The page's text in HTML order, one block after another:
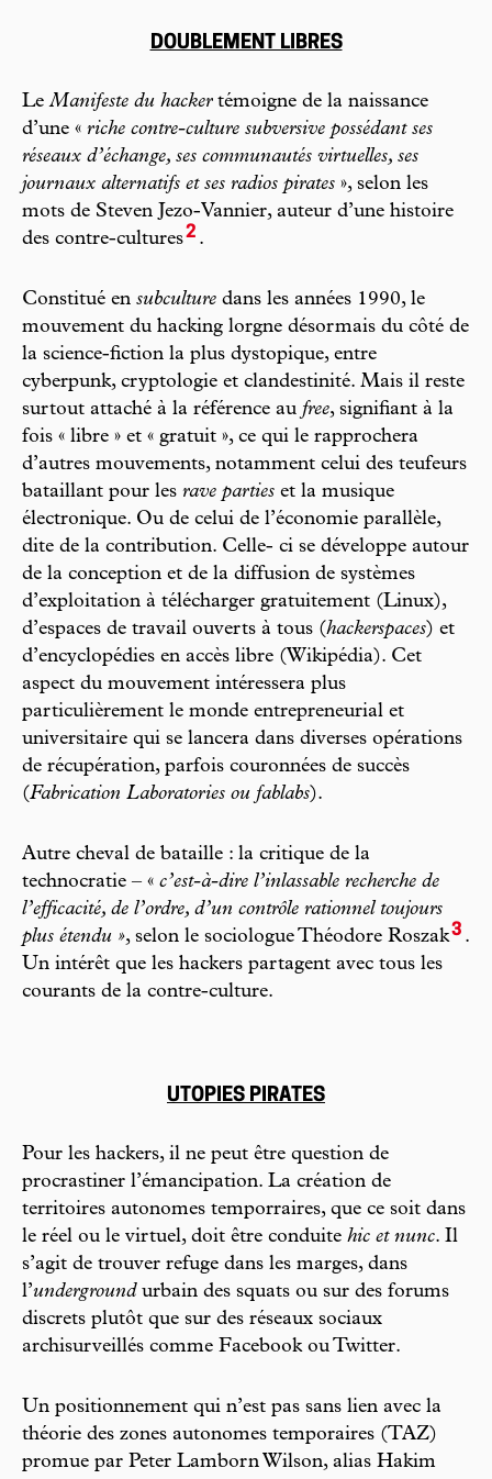
DOUBLEMENT LIBRES
LeManifeste du hacker témoigne de la naissance
d’une « riche contre-culture subversive possédant ses
réseaux d’échange, ses communautés virtuelles, ses
journaux alternatifs et ses radios pirates », selon les
mots de Steven Jezo-Vannier, auteur d’une histoire
des contre-cultures2 .
Constitué en subculture dans les années 1990, le
mouvement du hacking lorgne désormais du côté de
la science-fiction la plus dystopique, entre
cyberpunk, cryptologie et clandestinité. Mais il reste
surtout attaché à la référence au free, signifiant à la
fois « libre » et « gratuit », ce qui le rapprochera
d’autres mouvements, notamment celui des teufeurs
bataillant pour les rave parties et la musique
électronique. Ou de celui de l’économie parallèle,
dite de la contribution. Celle- ci se développe autour
de la conception et de la diffusion de systèmes
d’exploitation à télécharger gratuitement (Linux),
d’espaces de travail ouverts à tous (hackerspaces) et
d’encyclopédies en accès libre (Wikipédia). Cet
aspect du mouvement intéressera plus
particulièrement le monde entrepreneurial et
universitaire qui se lancera dans diverses opérations
de récupération, parfois couronnées de succès
(Fabrication Laboratories ou fablabs).
Autre cheval de bataille : la critique de la
technocratie – « c’est-à-dire l’inlassable recherche de
l’efficacité, de l’ordre, d’un contrôle rationnel toujours
plus étendu », selon le sociologue Théodore Roszak3 .
Un intérêt que les hackers partagent avec tous les
courants de la contre-culture.
UTOPIES PIRATES
Pour les hackers, il ne peut être question de
procrastiner l’émancipation. La création de
territoires autonomes temporraires, que ce soit dans
le réel ou le virtuel, doit être conduite hic et nunc. Il
s’agit de trouver refuge dans les marges, dans
l’underground urbain des squats ou sur des forums
discrets plutôt que sur des réseaux sociaux
archisurveillés comme Facebook ou Twitter.
Un positionnement qui n’est pas sans lien avec la
théorie des zones autonomes temporaires (TAZ)
promue par Peter Lamborn Wilson, alias Hakim